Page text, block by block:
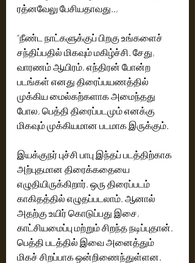
ரத்னவேலு பேசியதாவது..,
“நீண்ட நாட்களுக்குப் பிறகு உங்களைச்
சந்திப்பதில் மிகவும் மகிழ்ச்சி. சேது,
வாரணம் ஆயிரம், எந்திரன் போன்ற
படங்கள் எனது திரைப்பயணத்தில்
முக்கிய மைல்கற்களாக அமைந்தது
போல, பெத்தி திரைப்படமும் எனக்கு
மிகவும் முக்கியமான படமாக இருக்கும்.
இயக்குநர் புச்சி பாபு இந்தப் படத்திற்காக
அற்புதமான திரைக்கதையை
எழுதியிருக்கிறார். ஒரு திரைப்படம்
காகிதத்தில் எழுதப்படலாம். ஆனால்
அதற்கு உயிர் கொடுப்பது இசை,
காட்சியமைப்பு மற்றும் சிறந்த நடிப்புதான்.
பெத்தி படத்தில் இவை அனைத்தும்
மிகச் சிறப்பாக ஒன்றிணைந்துள்ளன.